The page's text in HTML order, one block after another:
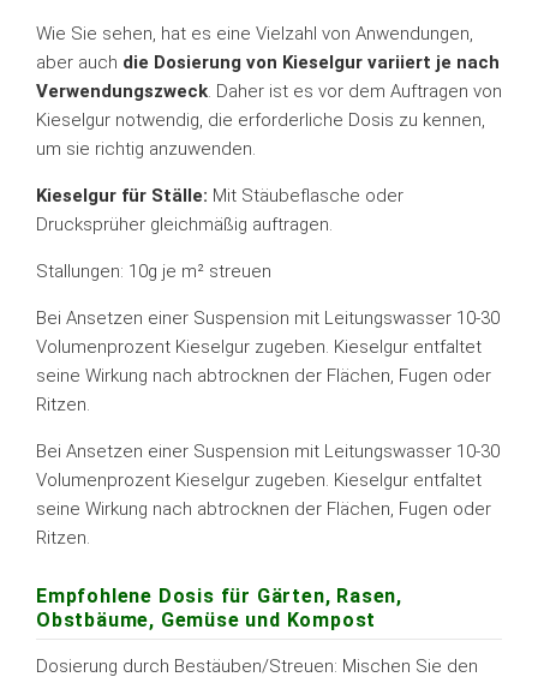
Wie Sie sehen, hat es eine Vielzahl von Anwendungen,
aber auch die Dosierung von Kieselgur variiert je nach
Verwendungszweck . Daher ist es vor dem Auftragen von
Kieselgur notwendig, die erforderliche Dosis zu kennen,
um sie richtig anzuwenden.
Kieselgur für Ställe: Mit Stäubeflasche oder
Drucksprüher gleichmäßig auftragen.
Stallungen: 10g je m² streuen
Bei Ansetzen einer Suspension mit Leitungswasser 10-30
Volumenprozent Kieselgur zugeben. Kieselgur entfaltet
seine Wirkung nach abtrocknen der Flächen, Fugen oder
Ritzen.
Bei Ansetzen einer Suspension mit Leitungswasser 10-30
Volumenprozent Kieselgur zugeben. Kieselgur entfaltet
seine Wirkung nach abtrocknen der Flächen, Fugen oder
Ritzen.
Empfohlene Dosis für Gärten, Rasen,
Obstbäume, Gemüse und Kompost
Dosierung durch Bestäuben/Streuen: Mischen Sie den